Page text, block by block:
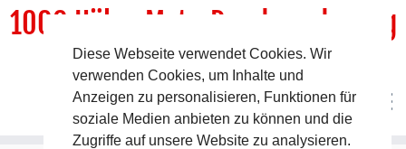
1000 HöhenMeterRundwanderweg
DER Rundwanderweg um Pommelsbrunn
Diese Webseite verwendet Cookies. Wir
verwenden Cookies, um Inhalte und
Anzeigen zu personalisieren, Funktionen für
soziale Medien anbieten zu können und die
Zugriffe auf unsere Website zu analysieren.